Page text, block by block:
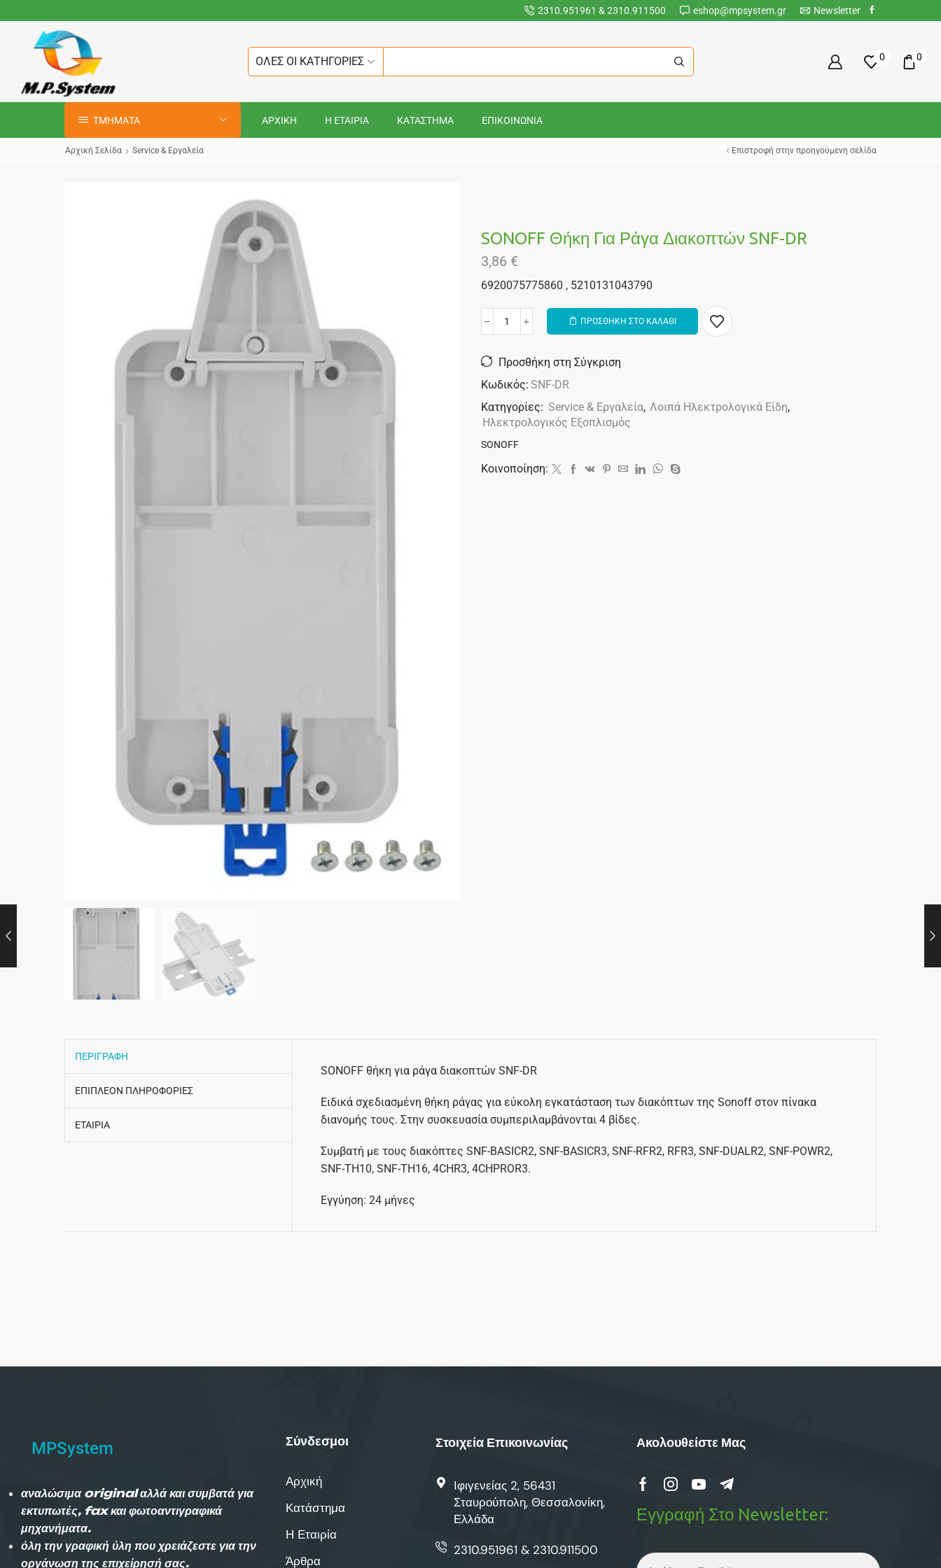
2310.951961 & 2310.911500 eshop@mpsystem.gr Newsletter
ΟΛΕΣ ΟΙ ΚΑΤΗΓΟΡΙΕΣ 0 0
ΤΜΗΜΑΤΑ ΑΡΧΙΚΗ Η ΕΤΑΙΡΙΑ ΚΑΤΑΣΤΗΜΑ ΕΠΙΚΟΙΝΩΝΙΑ
Αρχική Σελίδα Service & Εργαλεία Επιστροφή στην προηγούμενη σελίδα
SONOFF Θήκη Για Ράγα Διακοπτών SNF-DR
3,86 €
6920075775860 , 5210131043790
ΠΡΟΣΘΗΚΗ ΣΤΟ ΚΑΛΑΘΙ
Alternative:
Προσθήκη στη Σύγκριση
Κωδικός: SNF-DR
Κατηγορίες: Service & Εργαλεία, Λοιπά Ηλεκτρολογικά Είδη,
Ηλεκτρολογικός Εξοπλισμός
SONOFF
Κοινοποίηση:
ΠΕΡΙΓΡΑΦΗ
ΕΠΙΠΛΕΟΝ ΠΛΗΡΟΦΟΡΙΕΣ
ΕΤΑΙΡΙΑ
SONOFF θήκη για ράγα διακοπτών SNF-DR
Ειδικά σχεδιασμένη θήκη ράγας για εύκολη εγκατάσταση των διακόπτων της Sonoff στον πίνακα
διανομής τους. Στην συσκευασία συμπεριλαμβάνονται 4 βίδες.
Συμβατή με τους διακόπτες SNF-BASICR2, SNF-BASICR3, SNF-RFR2, RFR3, SNF-DUALR2, SNF-POWR2,
SNF-TH10, SNF-TH16, 4CHR3, 4CHPROR3.
Εγγύηση: 24 μήνες
MPSystem
αναλώσιμα original αλλά και συμβατά για
εκτυπωτές, fax και φωτοαντιγραφικά
μηχανήματα.
όλη την γραφική ύλη που χρειάζεστε για την
οργάνωση της επιχείρησή σας.
Σύνδεσμοι
Αρχική
Κατάστημα
Η Εταιρία
Άρθρα
Στοιχεία Επικοινωνίας
Ιφιγενείας 2, 56431
Σταυρούπολη, Θεσσαλονίκη,
Ελλάδα
2310.951961 & 2310.911500
Ακολουθείστε Μας
Εγγραφή Στο Newsletter: